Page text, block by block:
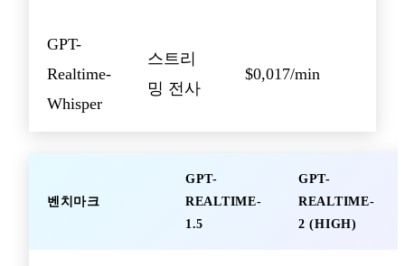
GPT-
Realtime-
Whisper
스트리
밍 전사
$0,017/min
벤치마크
GPT-
REALTIME-
1.5
GPT-
REALTIME-
2 (HIGH)